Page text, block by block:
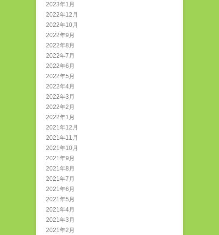
2023年1月
2022年12月
2022年10月
2022年9月
2022年8月
2022年7月
2022年6月
2022年5月
2022年4月
2022年3月
2022年2月
2022年1月
2021年12月
2021年11月
2021年10月
2021年9月
2021年8月
2021年7月
2021年6月
2021年5月
2021年4月
2021年3月
2021年2月